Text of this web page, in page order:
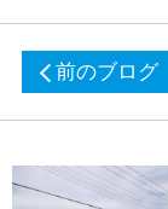
前のブログ